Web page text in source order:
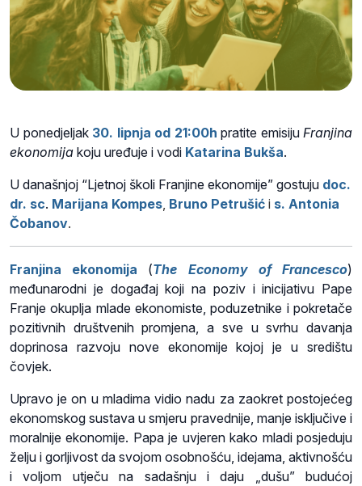
U ponedjeljak 30. lipnja od 21:00h pratite emisiju Franjina
ekonomija koju uređuje i vodi Katarina Bukša.
U današnjoj “Ljetnoj školi Franjine ekonomije” gostuju doc.
dr. sc. Marijana Kompes Bruno Petrušić i s. Antonia
Čobanov.
Franjina ekonomija (The Economy of Francesco)
međunarodni je događaj koji na poziv i inicijativu Pape
Franje okuplja mlade ekonomiste, poduzetnike i pokretače
pozitivnih društvenih promjena, a sve u svrhu davanja
doprinosa razvoju nove ekonomije kojoj je u središtu
čovjek.
Upravo je on u mladima vidio nadu za zaokret postojećeg
ekonomskog sustava u smjeru pravednije, manje isključive i
moralnije ekonomije. Papa je uvjeren kako mladi posjeduju
želju i gorljivost da svojom osobnošću, idejama, aktivnošću
i voljom utječu na sadašnju i daju „dušu” budućoj